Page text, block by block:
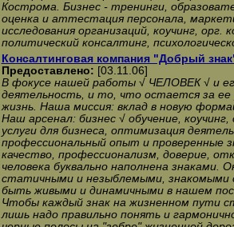
Кострома. Бизнес - тренинги,
оценка и аттестация персонала,
исследования организаций, коучинг, орг.
политический консалтинг,
Консалтинговая компания "Добрый
Предоставлено: [03.11.06]
В фокусе нашей работы √ ЧЕЛОВЕК √ и
деятельность, и то, что остается за
жизнь. Наша миссия: вклад в новую
Наш арсенал: бизнес √ обучение,
услуги для бизнеса, оптимизация
профессиональный опыт и проверенные
качество, профессионализм, доверие,
человека буквально наполнена знаками.
статичными и незыблемыми, знакомыми
быть живыми и динамичными в нашем
Чтобы каждый знак на жизненном пути
лишь надо правильно понять и